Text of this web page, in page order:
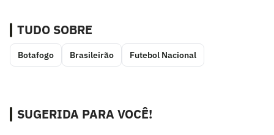
TUDO SOBRE
Botafogo Brasileirão Futebol Nacional
SUGERIDA PARA VOCÊ!